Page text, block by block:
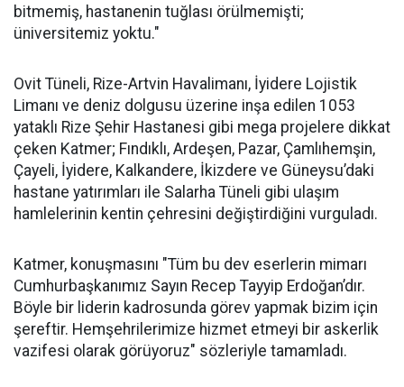
bitmemiş, hastanenin tuğlası örülmemişti;
üniversitemiz yoktu."
Ovit Tüneli, Rize-Artvin Havalimanı, İyidere Lojistik
Limanı ve deniz dolgusu üzerine inşa edilen 1053
yataklı Rize Şehir Hastanesi gibi mega projelere dikkat
çeken Katmer; Fındıklı, Ardeşen, Pazar, Çamlıhemşin,
Çayeli, İyidere, Kalkandere, İkizdere ve Güneysu’daki
hastane yatırımları ile Salarha Tüneli gibi ulaşım
hamlelerinin kentin çehresini değiştirdiğini vurguladı.
Katmer, konuşmasını "Tüm bu dev eserlerin mimarı
Cumhurbaşkanımız Sayın Recep Tayyip Erdoğan’dır.
Böyle bir liderin kadrosunda görev yapmak bizim için
şereftir. Hemşehrilerimize hizmet etmeyi bir askerlik
vazifesi olarak görüyoruz" sözleriyle tamamladı.